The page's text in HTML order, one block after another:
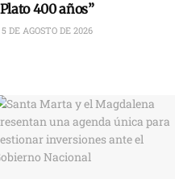
400 años”
5 DE AGOSTO DE 2026